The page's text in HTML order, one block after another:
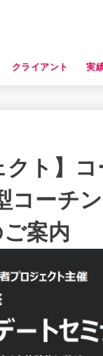
クライアント 実
クト】
ーチン
案内